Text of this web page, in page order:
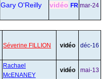
Gary O'Reilly vidéo FR mar-24
Séverine FILLION vidéo déc-16
Rachael
McENANEY
vidéo mai-13